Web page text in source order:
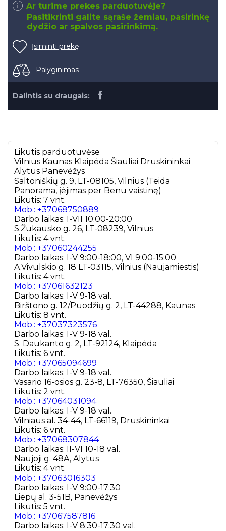
Ar turime prekes parduotuvėje?
Pasitikrinti galite sąraše žemiau, pasirinkę
dydžio ar spalvos pasirinkimą.
Įsiminti prekę
Palyginimas
Dalintis su draugais:
Likutis parduotuvėse
Vilnius Kaunas Klaipėda Šiauliai Druskininkai
Alytus Panevėžys
Saltoniškių g. 9, LT-08105, Vilnius (Teida
Panorama, įėjimas per Benu vaistinę)
Likutis: 7 vnt.
Mob.: +37068750889
Darbo laikas: I-VII 10:00-20:00
S.Žukausko g. 26, LT-08239, Vilnius
Likutis: 4 vnt.
Mob.: +37060244255
Darbo laikas: I-V 9:00-18:00, VI 9:00-15:00
A.Vivulskio g. 18 LT-03115, Vilnius (Naujamiestis)
Likutis: 4 vnt.
Mob.: +37061632123
Darbo laikas: I-V 9-18 val.
Birštono g. 12/Puodžių g. 2, LT-44288, Kaunas
Likutis: 8 vnt.
Mob.: +37037323576
Darbo laikas: I-V 9-18 val.
S. Daukanto g. 2, LT-92124, Klaipėda
Likutis: 6 vnt.
Mob.: +37065094699
Darbo laikas: I-V 9-18 val.
Vasario 16-osios g. 23-8, LT-76350, Šiauliai
Likutis: 2 vnt.
Mob.: +37064031094
Darbo laikas: I-V 9-18 val.
Vilniaus al. 34-44, LT-66119, Druskininkai
Likutis: 6 vnt.
Mob.: +37068307844
Darbo laikas: II-VI 10-18 val.
Naujoji g. 48A, Alytus
Likutis: 4 vnt.
Mob.: +37063016303
Darbo laikas: I-V 9:00-17:30
Liepų al. 3-51B, Panevėžys
Likutis: 5 vnt.
Mob.: +37067587816
Darbo laikas: I-V 8:30-17:30 val.